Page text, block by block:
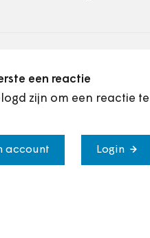
een reactie
zijn om een reactie
account Login